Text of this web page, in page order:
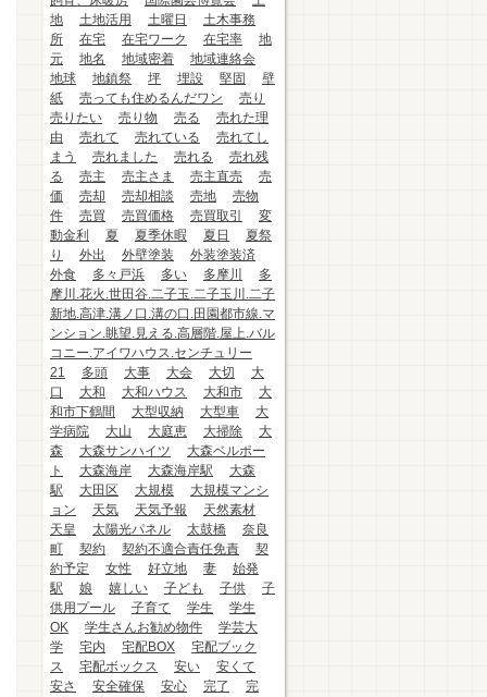
地
土地活用 土曜日
土木事務
所
在宅 在宅ワーク 在宅率
地
元
地名 地域密着
地域連絡会
地球
地鎮祭 坪 埋設 堅固
壁
紙
売っても住めるんだワン
売り
売りたい
売り物 売る
売れた理
由
売れて 売れている
売れてし
まう
売れました 売れる
売れ残
る
売主 売主さま 売主直売
売
価
売却 売却相談 売地
売物
件
売買 売買価格 売買取引
変
動金利
夏 夏季休暇 夏日
夏祭
り
外出 外壁塗装
外装塗装済
外食
多々戸浜 多い 多摩川
多
摩川.花火.世田谷.二子玉.二子玉川.二子
新地.高津.溝ノ口.溝の口.田園都市線.マ
ンション.眺望.見える.高層階.屋上.バル
コニー.アイワハウス.センチュリー
21
多頭 大事 大会 大切
大
口
大和 大和ハウス 大和市
大
和市下鶴間
大型収納 大型車
大
学病院
大山 大庭恵 大掃除
大
森
大森サンハイツ
大森ベルポー
ト
大森海岸 大森海岸駅
大森
駅
大田区 大規模
大規模マンシ
ョン
天気 天気予報
天然素材
天皇
太陽光パネル 太鼓橋
奈良
町
契約 契約不適合責任免責
契
約予定
女性 好立地 妻
始発
駅
娘 嬉しい 子ども 子供
子
供用プール
子育て 学生
学生
OK
学生さんお勧め物件
学芸大
学
宅内 宅配BOX
宅配ブック
ス
宅配ボックス 安い
安くて
安さ
安全確保 安心 完了
完